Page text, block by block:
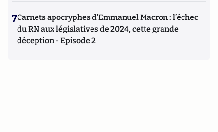
7Carnets apocryphes d’Emmanuel Macron : l’échec
du RN aux législatives de 2024, cette grande
déception - Episode 2